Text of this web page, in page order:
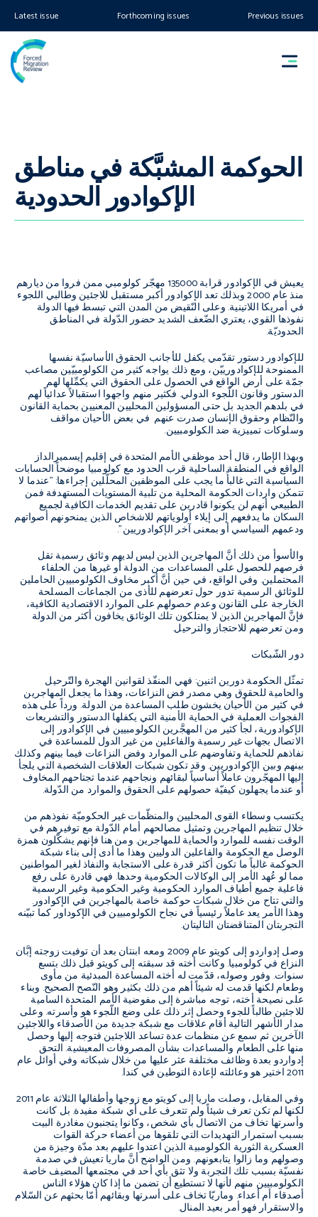
Latest issue Forthcoming issues Previous issues
الحوكمة المشبَّكة في مناطق
الإكوادور الحدودية
يعيش في الإكوادور قرابة 135000 مهجّر كولومبي ممن فروا من ديارهم
منذ عام 2000 وبذلك تعد الإكوادور أكبر مستقبل للاجئين وطالبي اللجوء
في أمريكا اللاتينية. وعلى النّقيض من المدن التي تبسط فيها الدولة
نفوذها القوي، يعتري الضّعف الشديد حضور الدّولة في المناطق
الحدوديّة.
للإكوادور دستور تقدّمي يكفل للأجانب الحقوق الأساسيّة نفسها
الممنوحة للإكوادورييّن، ومع ذلك يواجه كثير من الكولومبيّين مصاعب
جمّة على أرض الواقع في الحصول على الحقوق التي يكمِّلها لهم
الدستور وقانون اللّجوء الدولي. فكثير منهم واجهوا استقبالاً عدائياً لهم
في بلدهم الجديد بل حتى المسؤولين المحليين المعنيين بحماية القانون
والنّظام وحقوق الإنسان صدرت عنهم في بعض الأحيان مواقف
وسلوكات تمييزية ضد الكولومبيين.
وبهذا الإطار، قال أحد موظفي الأمم المتحدة في إقليم إيسميرالداز
الواقع في المنطقة الساحلية قرب الحدود مع كولومبيا موضحاً الحسابات
السياسية التي غالبأً ما يجب على الموظفين المحلّلين إجراءها: "عندما لا
تتمكن واردات الحكومة المحلية من تلبية المستويات المستهدفة فمن
الطبيعي أنهم لن يكونوا قادرين على تقديم الخدمات الكافية لجميع
السكان ما يدفعهم إلى إيلاء أولوياتهم للاشخاص الذين يمنحونهم أصواتهم
ودعمهم السياسي أو بمعنى آخر الإكوادوريين".
والأسوأ من ذلك أنَّ المهاجرين الذين ليس لديهم وثائق رسمية تقل
فرصهم للحصول على المساعدات من الدولة أو غيرها من الحلفاء
المحتملين. وفي الواقع، في حين أنَّ أكبر مخاوف الكولومبيين الحاملين
للوثائق الرسمية تدور حول تعرضهم للأذى من الجماعات المسلحة
الخارجة على القانون وعدم حصولهم على الموارد الاقتصادية الكافية،
فإنَّ المهاجرين الذين لا يمتلكون تلك الوثائق يخافون أكثر من الدولة
ومن تعرضهم للاحتجاز والترحيل.
دور الشّبكات
تمثّل الحكومة دورين اثنين: فهي المنفّذ لقوانين الهجرة والتّرحيل
والحامية للحقوق وهي مصدر فض النزاعات، وهذا ما يجعل المهاجرين
في كثير من الأحيان يخشون طلب المساعدة من الدولة. ورداً على هذه
الفجوات العملية في الحماية الأمنية التي يكفلها الدستور والتشريعات
الإكوادورية، لجأ كثير من المهجَّرين الكولومبيين في الإكوادور إلى
الاتصال بجهات غير رسمية والفاعلين من غير الدول للمساعدة في
نفاذهم للحماية وتفاوضهم على الموارد وفض النزاعات فيما بينهم وكذلك
بينهم وبين الإكوادوريين. وقد تكون شبكات العلاقات الشخصية التي يلجأ
إليها المهجّرون عاملاً أساسياً لبقائهم ونجاحهم عندما تجتاحهم المخاوف
أو عندما يجهلون كيفيّة حصولهم على الحقوق والموارد من الدّولة.
يكتسب وسطاء القوى المحليين والمنظّمات غير الحكوميّة نفوذهم من
خلال تنظيم المهاجرين وتمثيل مصالحهم أمام الدّولة مع توفيرهم في
الوقت نفسه للموارد والحماية للمهاجرين. ومن هنا فإنهم يشكّلون همزة
الوصل مع الحكومة والفاعلين الدوليين وهذا ما أدى إلى بناء شبكة
الحوكمة غالباً ما تكون أكثر قدرة على الاستجابة والنفاذ لغير المواطنين
مما لو عُهد الأمر إلى الوكالات الحكومية وحدها. فهي قادرة على رفع
فاعلية جميع أطياف الموارد الحكومية وغير الحكومية وغير الرسمية
والتي تتاح من خلال شبكات حوكمة خاصة بالمهاجرين في الإكوادور.
وهذا الأمر يعد عاملاً رئيسياً في نجاح الكولومبيين في الإكوداور كما تبيّنه
التجربتان المتناقضتان التاليتان.
وصل إدواردو إلى كويتو عام 2009 ومعه ابنتان بعد أن توفيت زوجته إبَّان
النزاع في كولومبيا. وكانت أخته قد سبقته إلى كويتو قبل ذلك بتسع
سنوات. وفور وصوله، قدّمت له أخته المساعدة المبدئية من مأوى
وطعام لكنها قدمت له شيئاً أهم من ذلك بكثير وهو النّصح الصحيح. وبناء
على نصيحة أخته، توجه مباشرة إلى مفوضية الأمم المتحدة السامية
للاجئين طالباً للجوء وحصل إثر ذلك على وضع اللّجوء هو وأسرته. وعلى
مدار الأشهر التالية أقام علاقات مع شبكة جديدة من الأصدقاء واللاجئين
الآخرين ثم سمع عن منظمات عدة تساعد اللاجئين فتوجه إليها وحصل
منها على الطعام والمساعدات بشأن المصروفات المعيشية. التحق
إدواردو بعدة وظائف مختلفة عثر عليها من خلال شبكاته وفي أوائل عام
2011 اختير هو وعائلته لإعادة التوطين في كندا.
وفي المقابل، وصلت ماريا إلى كويتو مع زوجها وأطفالها الثلاثة عام 2011
لكنها لم تكن تعرف شيئاً ولم تتعرف على أي شبكة مفيدة. بل كانت
وأسرتها تخاف من الاتصال بأي شخص، وكانوا يتجنبون مغادرة البيت
بسبب استمرار التهديدات التي تلقوها من أعضاء حركة القوات
العسكرية الثورية الكولومبية الذين اعتدوا عليهم بعد مدّة وجيزة من
وصولهم وما زالوا يتابعونهم. ومن الواضح أنَّ ماريا تعيش في صدمة
نفسيّة بسبب تلك التجربة ولا تثق بأي أحد في مجتمعها المضيف خاصة
الكولومبيين منهم لأنها لا تستطيع أن تضمن ما إذا كان هؤلاء الناس
أصدقاء أم أعداء. وماريّا تخاف على أسرتها وبقائهم أمّا بحثهم عن السّلام
والاستقرار فهو أمر بعيد المنال.